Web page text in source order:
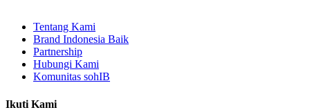
Tentang Kami
Brand Indonesia Baik
Partnership
Hubungi Kami
Komunitas sohIB
Ikuti Kami